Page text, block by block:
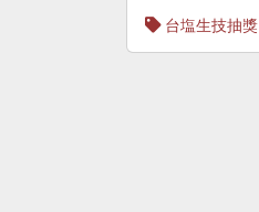
台塩生技抽獎